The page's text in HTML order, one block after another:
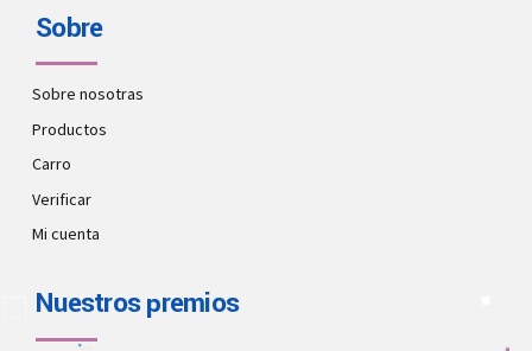
Sobre
Sobre nosotras
Productos
Carro
Verificar
Mi cuenta
Nuestros premios